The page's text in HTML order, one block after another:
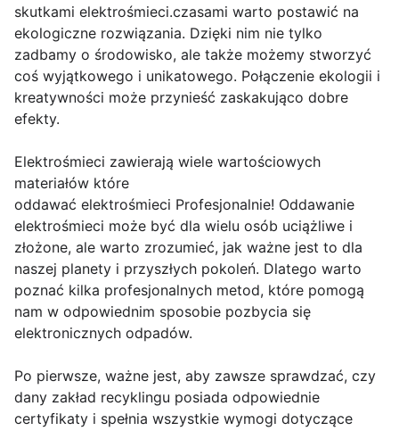
skutkami elektrośmieci.czasami warto postawić na
ekologiczne rozwiązania. Dzięki nim nie tylko
zadbamy o środowisko, ale także możemy stworzyć
coś wyjątkowego i unikatowego. Połączenie ekologii i
kreatywności może przynieść zaskakująco dobre
efekty.
Elektrośmieci zawierają wiele wartościowych
materiałów które
oddawać elektrośmieci Profesjonalnie! Oddawanie
elektrośmieci może być dla wielu osób uciążliwe i
złożone, ale warto zrozumieć, jak ważne jest to dla
naszej planety i przyszłych pokoleń. Dlatego warto
poznać kilka profesjonalnych metod, które pomogą
nam w odpowiednim sposobie pozbycia się
elektronicznych odpadów.
Po pierwsze, ważne jest, aby zawsze sprawdzać, czy
dany zakład recyklingu posiada odpowiednie
certyfikaty i spełnia wszystkie wymogi dotyczące